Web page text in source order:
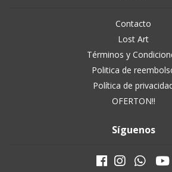
Contacto
Lost Art
Términos y
Politica de
Política de
OFERTON!!
Síguenos